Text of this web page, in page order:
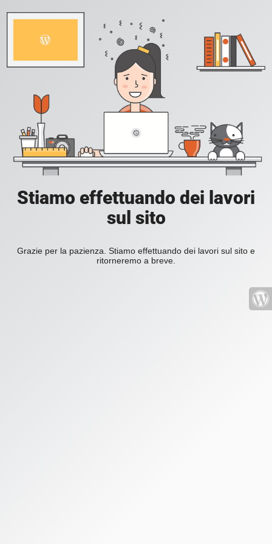
Stiamo effettuando dei lavori
sul sito
Grazie per la pazienza. Stiamo effettuando dei lavori sul sito e
ritorneremo a breve.